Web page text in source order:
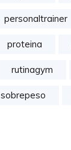
personaltrainer
proteina
rutinagym
sobrepeso